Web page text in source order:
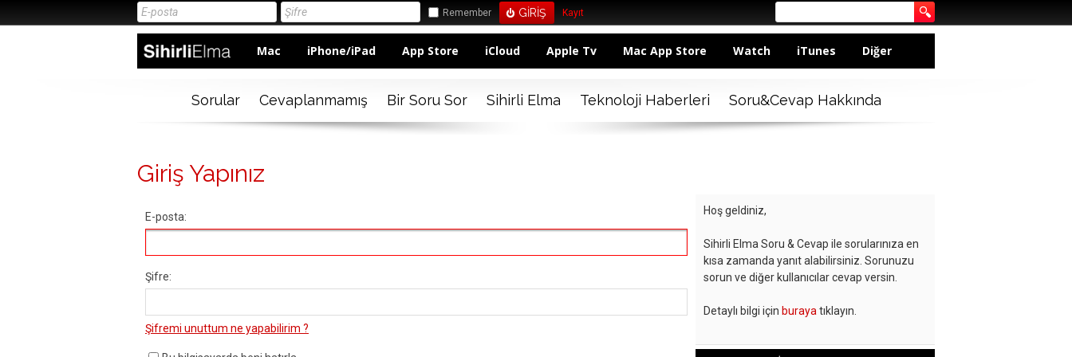
Remember Kayıt
Mac iPhone/iPad App Store iCloud Apple Tv Mac App Store Watch iTunes Diğer
Sorular Cevaplanmamış Bir Soru Sor Sihirli Elma Teknoloji Haberleri Soru&Cevap Hakkında
Giriş Yapınız
E-posta:
Şifre:
Şifremi unuttum ne yapabilirim ?
Hoş geldiniz,
Sihirli Elma Soru & Cevap ile sorularınıza en
kısa zamanda yanıt alabilirsiniz. Sorunuzu
sorun ve diğer kullanıcılar cevap versin.
Detaylı bilgi için buraya tıklayın.